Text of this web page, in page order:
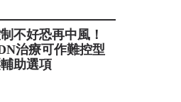
不好恐再中風！
治療可作難控型
助選項